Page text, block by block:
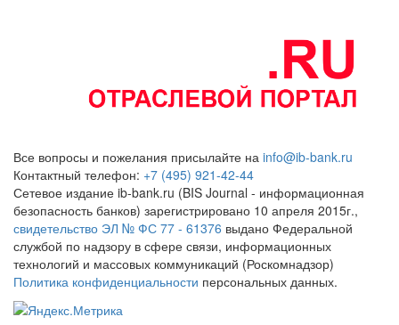
Все вопросы и пожелания присылайте на info@ib-bank.ru
Контактный телефон: +7 (495) 921-42-44
Сетевое издание ib-bank.ru (BIS Journal - информационная
безопасность банков) зарегистрировано 10 апреля 2015г.,
свидетельство ЭЛ № ФС 77 - 61376 выдано Федеральной
службой по надзору в сфере связи, информационных
технологий и массовых коммуникаций (Роскомнадзор)
Политика конфиденциальности персональных данных.